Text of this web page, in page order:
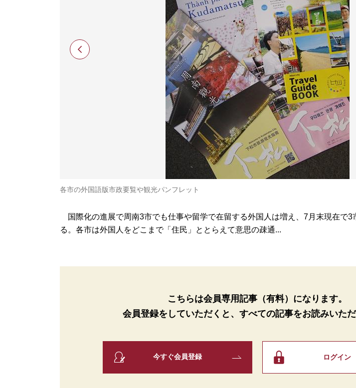
各市の外国語版市政要覧や観光パンフレット
国際化の進展で周南3市でも仕事や留学で在留する外国人は増え、7月末現在で3
る。各市は外国人をどこまで「住民」ととらえて意思の疎通...
こちらは会員専用記事（有料）になります。
会員登録をしていただくと、 すべての記事をお読みいただ
今すぐ会員登録 ログイン